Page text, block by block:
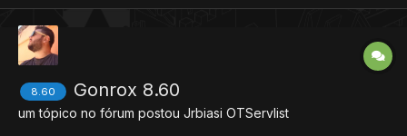
8.60 Gonrox 8.60
um tópico no fórum postou Jrbiasi OTServlist